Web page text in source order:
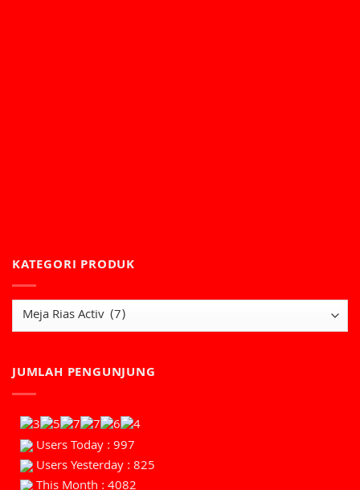
KATEGORI PRODUK
JUMLAH PENGUNJUNG
Users Today : 997
Users Yesterday : 825